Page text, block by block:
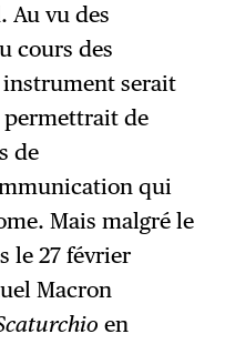
Au vu des
cours des
instrument serait
de
de
qui
Mais malgré le
le 27 février
Macron
en